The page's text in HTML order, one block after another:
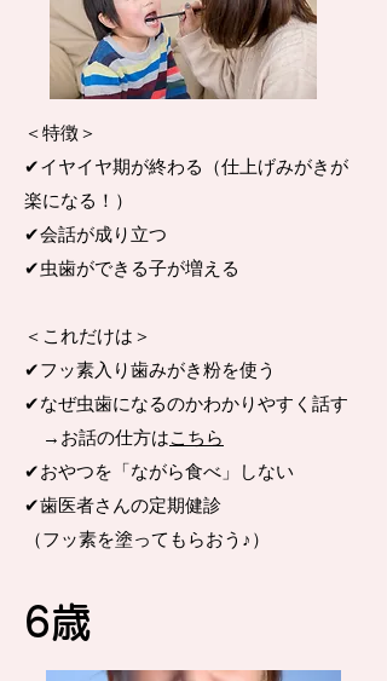
​6歳
＜特徴＞
✔︎イヤイヤ期が終わる（仕上げみがきが
楽になる！）
✔︎会話が成り立つ
✔︎虫歯ができる子が増える
＜これだけは＞
✔︎フッ素入り歯みがき粉を使う
✔︎なぜ虫歯になるのかわかりやすく話す
​ →お話の仕方はこちら
✔︎おやつを「ながら食べ」しない
​✔︎歯医者さんの定期健診
（フッ素を塗ってもらおう♪）